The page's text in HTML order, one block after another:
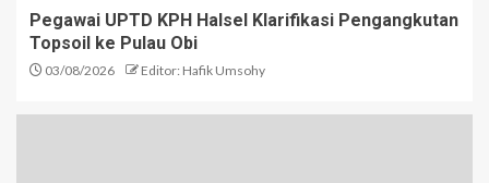
Pegawai UPTD KPH Halsel Klarifikasi Pengangkutan
Topsoil ke Pulau Obi
03/08/2026 Editor: Hafik Umsohy